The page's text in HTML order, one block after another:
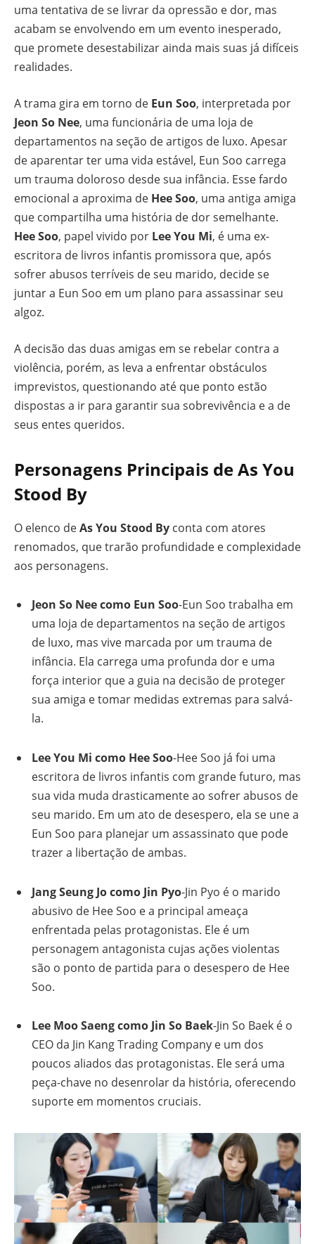
uma tentativa de se livrar da opressão e dor, mas
acabam se envolvendo em um evento inesperado,
que promete desestabilizar ainda mais suas já difíceis
realidades.
A trama gira em torno de Eun Soo, interpretada por
Jeon So Nee, uma funcionária de uma loja de
departamentos na seção de artigos de luxo. Apesar
de aparentar ter uma vida estável, Eun Soo carrega
um trauma doloroso desde sua infância. Esse fardo
emocional a aproxima de Hee Soo, uma antiga amiga
que compartilha uma história de dor semelhante.
Hee Soo, papel vivido por Lee You Mi, é uma ex-
escritora de livros infantis promissora que, após
sofrer abusos terríveis de seu marido, decide se
juntar a Eun Soo em um plano para assassinar seu
algoz.
A decisão das duas amigas em se rebelar contra a
violência, porém, as leva a enfrentar obstáculos
imprevistos, questionando até que ponto estão
dispostas a ir para garantir sua sobrevivência e a de
seus entes queridos.
Personagens Principais de As You
Stood By
O elenco deAs You Stood By conta com atores
renomados, que trarão profundidade e complexidade
aos personagens.
Jeon So Nee como Eun Soo-Eun Soo trabalha em
uma loja de departamentos na seção de artigos
de luxo, mas vive marcada por um trauma de
infância. Ela carrega uma profunda dor e uma
força interior que a guia na decisão de proteger
sua amiga e tomar medidas extremas para salvá-
la.
Lee You Mi como Hee Soo-Hee Soo já foi uma
escritora de livros infantis com grande futuro, mas
sua vida muda drasticamente ao sofrer abusos de
seu marido. Em um ato de desespero, ela se une a
Eun Soo para planejar um assassinato que pode
trazer a libertação de ambas.
Jang Seung Jo como Jin Pyo-Jin Pyo é o marido
abusivo de Hee Soo e a principal ameaça
enfrentada pelas protagonistas. Ele é um
personagem antagonista cujas ações violentas
são o ponto de partida para o desespero de Hee
Soo.
Lee Moo Saeng como Jin So Baek-Jin So Baek é o
CEO da Jin Kang Trading Company e um dos
poucos aliados das protagonistas. Ele será uma
peça-chave no desenrolar da história, oferecendo
suporte em momentos cruciais.